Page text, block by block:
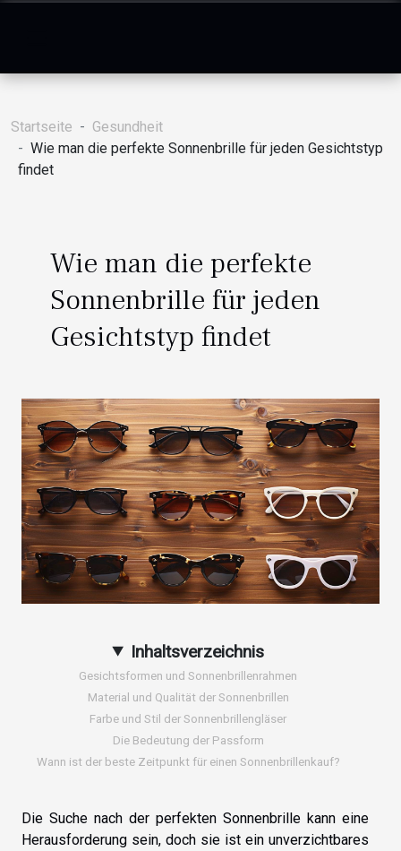
Startseite
Gesundheit
Wie man die perfekte Sonnenbrille für jeden Gesichtstyp
findet
Wie man die perfekte
Sonnenbrille für jeden
Gesichtstyp findet
Inhaltsverzeichnis
Gesichtsformen und Sonnenbrillenrahmen
Material und Qualität der Sonnenbrillen
Farbe und Stil der Sonnenbrillengläser
Die Bedeutung der Passform
Wann ist der beste Zeitpunkt für einen Sonnenbrillenkauf?
Die Suche nach der perfekten Sonnenbrille kann eine
Herausforderung sein, doch sie ist ein unverzichtbares